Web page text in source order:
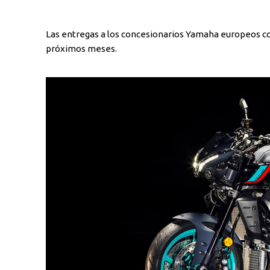
Las entregas a los concesionarios Yamaha europeos
próximos meses.